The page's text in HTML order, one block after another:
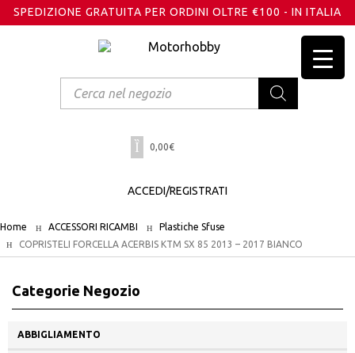
SPEDIZIONE GRATUITA PER ORDINI OLTRE €100 - IN ITALIA
search
0,00€
ACCEDI/REGISTRATI
Home ACCESSORI RICAMBI
Plastiche Sfuse
COPRISTELI FORCELLA ACERBIS KTM SX 85 2013 – 2017 BIANCO
Categorie Negozio
ABBIGLIAMENTO